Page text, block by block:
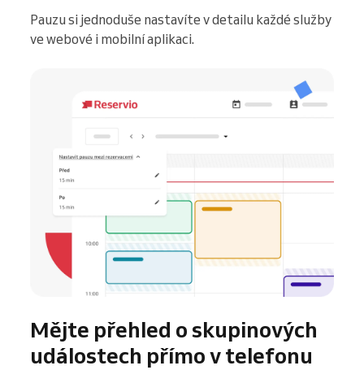
Pauzu si jednoduše nastavíte v detailu každé služby
ve webové i mobilní aplikaci.
Mějte přehled o skupinových
událostech přímo v telefonu